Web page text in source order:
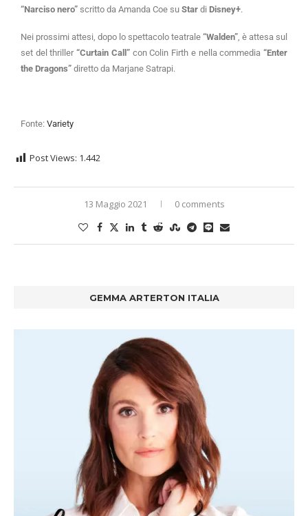
“Narciso nero” scritto da Amanda Coe su Star di Disney+.
Nei prossimi attesi, dopo lo spettacolo teatrale “Walden”, è attesa sul
set del thriller“Curtain Call”con Colin Firth e nella commedia“Enter
the Dragons” diretto da Marjane Satrapi.
Fonte: Variety
Post Views: 1.442
13 Maggio 2021 0 comments
GEMMA ARTERTON ITALIA